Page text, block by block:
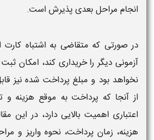
انجام مراحل بعدی پذیرش است.
در صورتی که متقاضی به اشتباه کارت
آزمونی دیگر را خریداری کند، امکان ثبت
نخواهد بود و مبلغ پرداخت‌ شده نیز
از آنجا که پرداخت به‌ موقع هزینه و
اعتباری اهمیت بالایی دارد، در این
هزینه، زمان پرداخت، نحوه واریز و